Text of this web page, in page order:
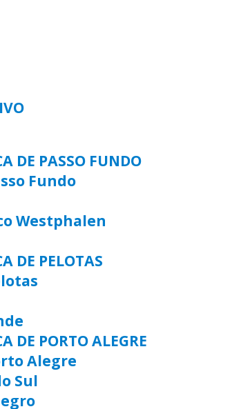
DE PASSO FUNDO
Fundo
Westphalen
DE PELOTAS
DE PORTO ALEGRE
Alegre
Sul